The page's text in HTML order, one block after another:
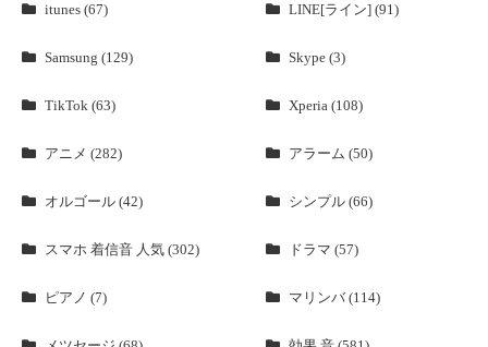
itunes (67) LINE[ライン] (91)
Samsung (129) Skype (3)
TikTok (63) Xperia (108)
アニメ (282) アラーム (50)
オルゴール (42) シンプル (66)
スマホ 着信音 人気 (302) ドラマ (57)
ピアノ (7) マリンバ (114)